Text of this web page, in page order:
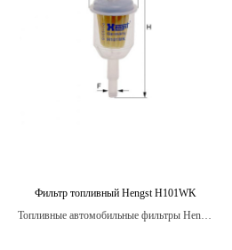
Фильтр топливный Hengst H101WK
Топливные автомобильные фильтры Hengst